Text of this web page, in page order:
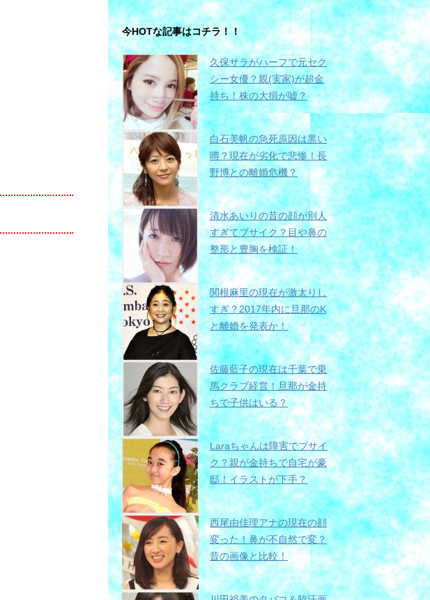
今HOTな記事はコチラ！！
久保サラがハーフで元セク
シー女優？親(実家)が超金
持ち！株の大損が嘘？
白石美帆の急死原因は黒い
噂？現在が劣化で悲惨！長
野博との離婚危機？
清水あいりの昔の顔が別人
すぎてブサイク？目や鼻の
整形と豊胸を検証！
関根麻里の現在が激太りし
すぎ？2017年内に旦那のK
と離婚を発表か！
佐藤藍子の現在は千葉で乗
馬クラブ経営！旦那が金持
ちで子供はいる？
Laraちゃんは障害でブサイ
ク？親が金持ちで自宅が豪
邸！イラストが下手？
西尾由佳理アナの現在の顔
変った！鼻が不自然で変？
昔の画像と比較！